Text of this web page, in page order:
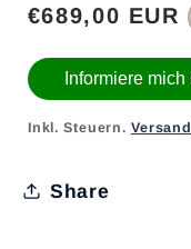
Normaler
€689,00 EUR
Informiere
Inkl. Steuern. Versand
Share